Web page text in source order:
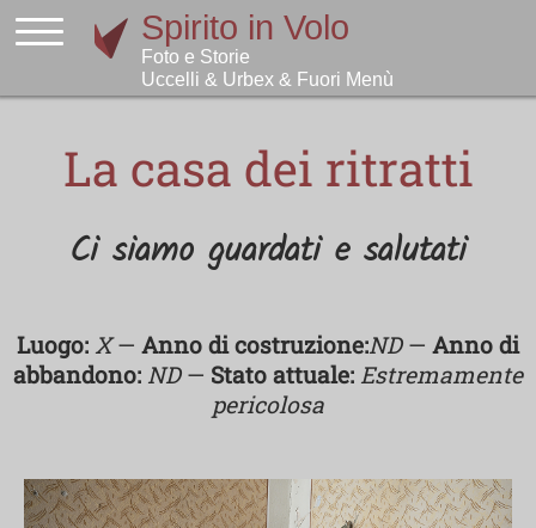
La casa dei ritratti
Ci siamo guardati e salutati
Luogo: X— Anno di costruzione:ND— Anno di
abbandono: ND— Stato attuale: Estremamente
pericolosa